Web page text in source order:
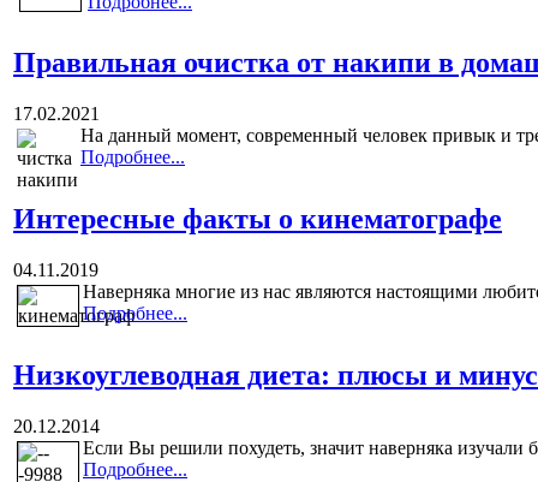
Правильная очистка от накипи в
17.02.2021
На данный момент, современный человек привык и
Подробнее...
Интересные факты о кинематографе
04.11.2019
Наверняка многие из нас являются настоящими
Подробнее...
Низкоуглеводная диета: плюсы и
20.12.2014
Если Вы решили похудеть, значит наверняка изучали
Подробнее...